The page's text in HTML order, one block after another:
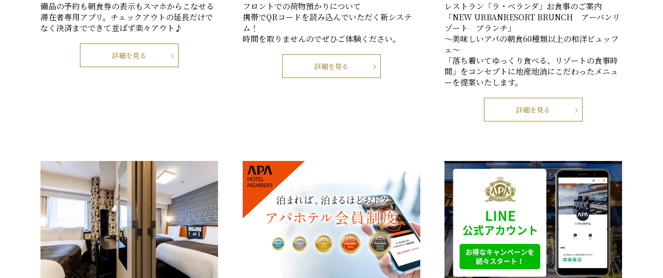
備品の予約も朝食券の表示もスマホからこなせる
滞在者専用アプリ。チェックアウトの延長だけで
なく決済までできて並ばず楽々アウト♪
詳細を見る
フロントでの荷物預かりについて
携帯でQRコードを読み込んでいただく新システ
ム！
時間を取りませんのでぜひご体験ください。
詳細を見る
レストラン「ラ・ベランダ」お食事のご案内
「NEW URBANRESORT BRUNCH アーバンリ
ゾート ブランチ」
～美味しいアパの朝食60種類以上の和洋ビュッフ
ェ～
「落ち着いてゆっくり食べる、リゾートの食事時
間」をコンセプトに地産地消にこだわったメニュ
ーを提案いたします。
詳細を見る